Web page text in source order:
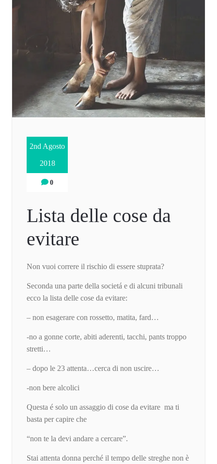
2nd Agosto
2018
0
Lista delle cose da
evitare
Non vuoi correre il rischio di essere stuprata?
Seconda una parte della societá e di alcuni tribunali
ecco la lista delle cose da evitare:
– non esagerare con rossetto, matita, fard…
-no a gonne corte, abiti aderenti, tacchi, pants troppo
stretti…
– dopo le 23 attenta…cerca di non uscire…
-non bere alcolici
Questa é solo un assaggio di cose da evitare ma ti
basta per capire che
“non te la devi andare a cercare”.
Stai attenta donna perché il tempo delle streghe non è